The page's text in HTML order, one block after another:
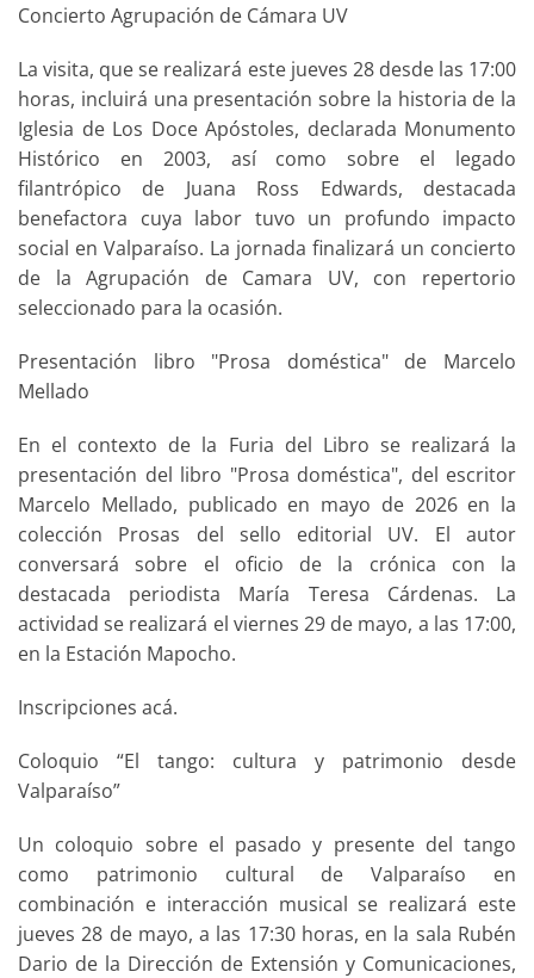
Concierto Agrupación de Cámara UV
La visita, que se realizará este jueves 28 desde las 17:00
horas, incluirá una presentación sobre la historia de la
Iglesia de Los Doce Apóstoles, declarada Monumento
Histórico en 2003, así como sobre el legado
filantrópico de Juana Ross Edwards, destacada
benefactora cuya labor tuvo un profundo impacto
social en Valparaíso. La jornada finalizará un concierto
de la Agrupación de Camara UV, con repertorio
seleccionado para la ocasión.
Presentación libro "Prosa doméstica" de Marcelo
Mellado
En el contexto de la Furia del Libro se realizará la
presentación del libro "Prosa doméstica", del escritor
Marcelo Mellado, publicado en mayo de 2026 en la
colección Prosas del sello editorial UV. El autor
conversará sobre el oficio de la crónica con la
destacada periodista María Teresa Cárdenas. La
actividad se realizará el viernes 29 de mayo, a las 17:00,
en la Estación Mapocho.
Inscripciones acá.
Coloquio “El tango: cultura y patrimonio desde
Valparaíso”
Un coloquio sobre el pasado y presente del tango
como patrimonio cultural de Valparaíso en
combinación e interacción musical se realizará este
jueves 28 de mayo, a las 17:30 horas, en la sala Rubén
Dario de la Dirección de Extensión y Comunicaciones,